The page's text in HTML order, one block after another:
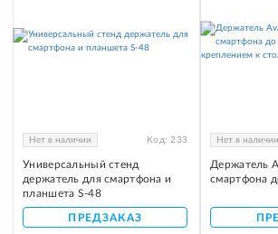
Нет в наличии Код: 233
Универсальный стенд
держатель для смартфона и
планшета S-48
ПРЕДЗАКАЗ
Нет в наличии
Держатель
смартфона